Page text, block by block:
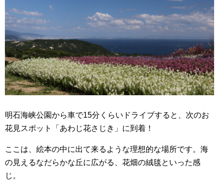
明石海峡公園から車で15分くらいドライブすると、次のお
花見スポット「あわじ花さじき」に到着！
ここは、絵本の中に出て来るような理想的な場所です。海
の見えるなだらかな丘に広がる、花畑の絨毯といった感
じ。